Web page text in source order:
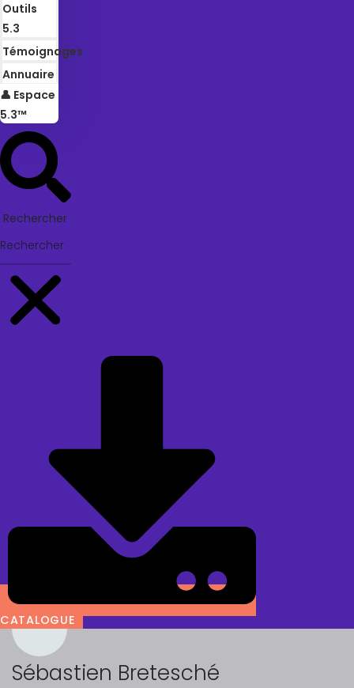
Outils
5.3
Témoignages
Annuaire
👤 Espace
5.3™
Rechercher
CATALOGUE
Sébastien Bretesché